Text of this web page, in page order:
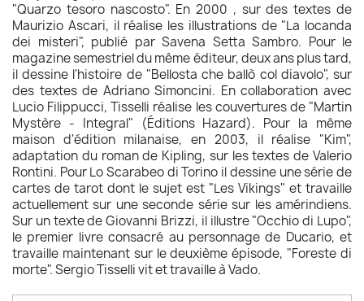
"Quarzo tesoro nascosto". En 2000 , sur des textes de
Maurizio Ascari, il réalise les illustrations de "La locanda
dei misteri", publié par Savena Setta Sambro. Pour le
magazine semestriel du même éditeur, deux ans plus tard,
il dessine l'histoire de "Bellosta che ballò col diavolo", sur
des textes de Adriano Simoncini. En collaboration avec
Lucio Filippucci, Tisselli réalise les couvertures de "Martin
Mystère - Integral" (Éditions Hazard). Pour la même
maison d'édition milanaise, en 2003, il réalise "Kim",
adaptation du roman de Kipling, sur les textes de Valerio
Rontini. Pour Lo Scarabeo di Torino il dessine une série de
cartes de tarot dont le sujet est "Les Vikings" et travaille
actuellement sur une seconde série sur les amérindiens.
Sur un texte de Giovanni Brizzi, il illustre "Occhio di Lupo",
le premier livre consacré au personnage de Ducario, et
travaille maintenant sur le deuxième épisode, "Foreste di
morte". Sergio Tisselli vit et travaille à Vado.